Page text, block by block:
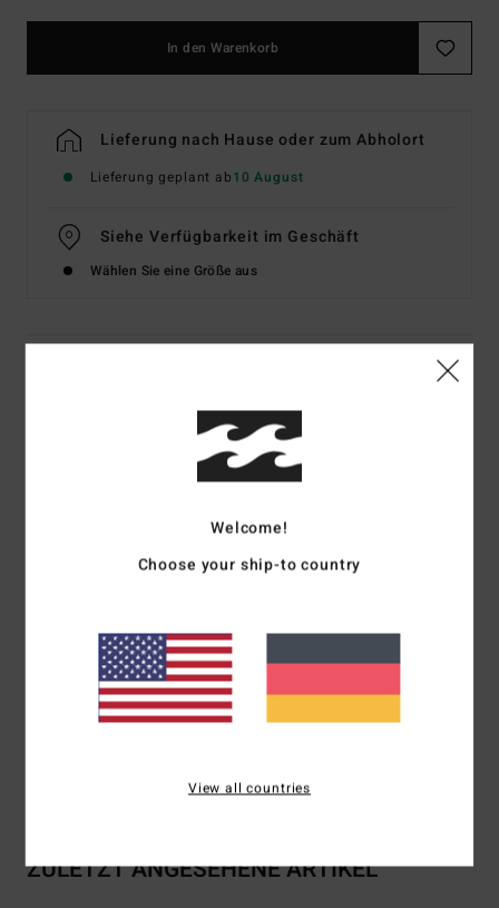
In den Warenkorb
Lieferung nach Hause oder zum Abholort
Lieferung geplant ab10 August
Siehe Verfügbarkeit im Geschäft
Wählen Sie eine Größe aus
Farbcodewht
Baumwollstoff [160 g/m2]
Andere Features: Grafik-Siebdruck vorne
Zusammensetzung100 % Baumwolle
Versand & Rückversand
ZULETZT ANGESEHENE ARTIKEL
Welcome!
Choose your ship-to country
View all countries